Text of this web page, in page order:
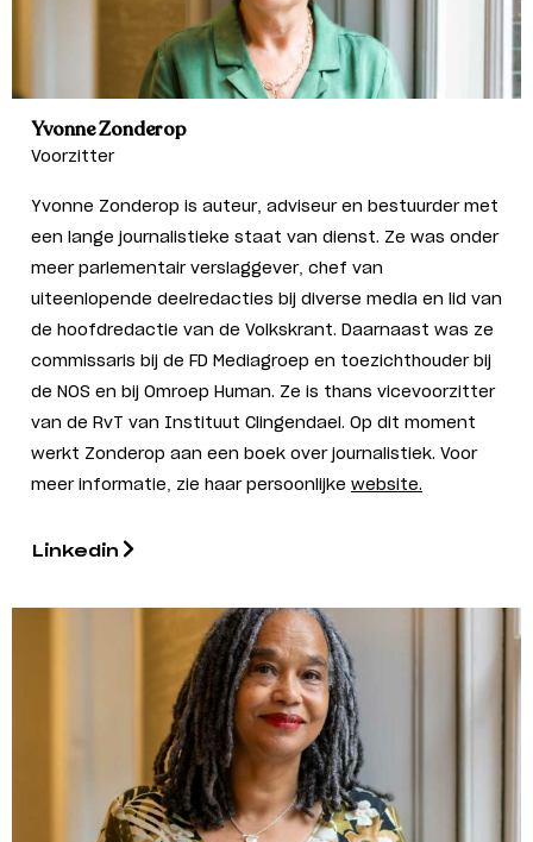
Yvonne Zonderop
Voorzitter
Yvonne Zonderop is auteur, adviseur en bestuurder met
een lange journalistieke staat van dienst. Ze was onder
meer parlementair verslaggever, chef van
uiteenlopende deelredacties bij diverse media en lid van
de hoofdredactie van de Volkskrant. Daarnaast was ze
commissaris bij de FD Mediagroep en toezichthouder bij
de NOS en bij Omroep Human. Ze is thans vicevoorzitter
van de RvT van Instituut Clingendael. Op dit moment
werkt Zonderop aan een boek over journalistiek. Voor
meer informatie, zie haar persoonlijke website.
Linkedin